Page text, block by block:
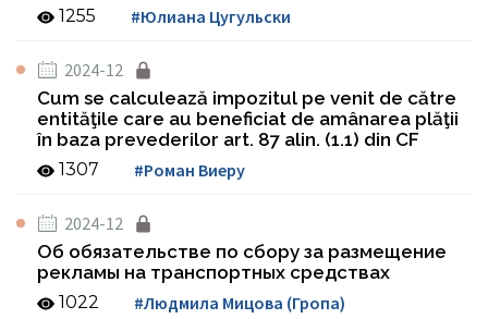
1255 #Юлиана Цугульски
2024-12
Cum se calculează impozitul pe venit de către
entităţile care au beneficiat de amânarea plăţii
în baza prevederilor art. 87 alin. (1.1) din CF
1307 #Роман Виеру
2024-12
Об обязательстве по сбору за размещение
рекламы на транспортных средствах
1022 #Людмила Мицова (Гропа)